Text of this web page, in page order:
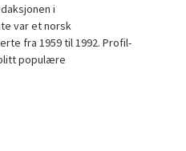
i
var et norsk
fra 1959 til 1992. Profil-
populære